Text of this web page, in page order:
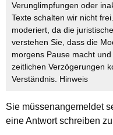
Verunglimpfungen oder
Texte schalten wir nicht
moderiert, da die
verstehen Sie, dass die
morgens Pause macht
zeitlichen Verzögerungen
Verständnis. Hinweis
Sie müssenangemeldet
eine Antwort schreiben